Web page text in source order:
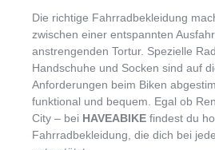
Die richtige Fahrradbekleidung
zwischen einer entspannten
anstrengenden Tortur. Spezielle
Handschuhe und Socken sind auf
Anforderungen beim Biken
funktional und bequem. Egal ob
City – bei HAVEABIKE findest du
Fahrradbekleidung, die dich bei